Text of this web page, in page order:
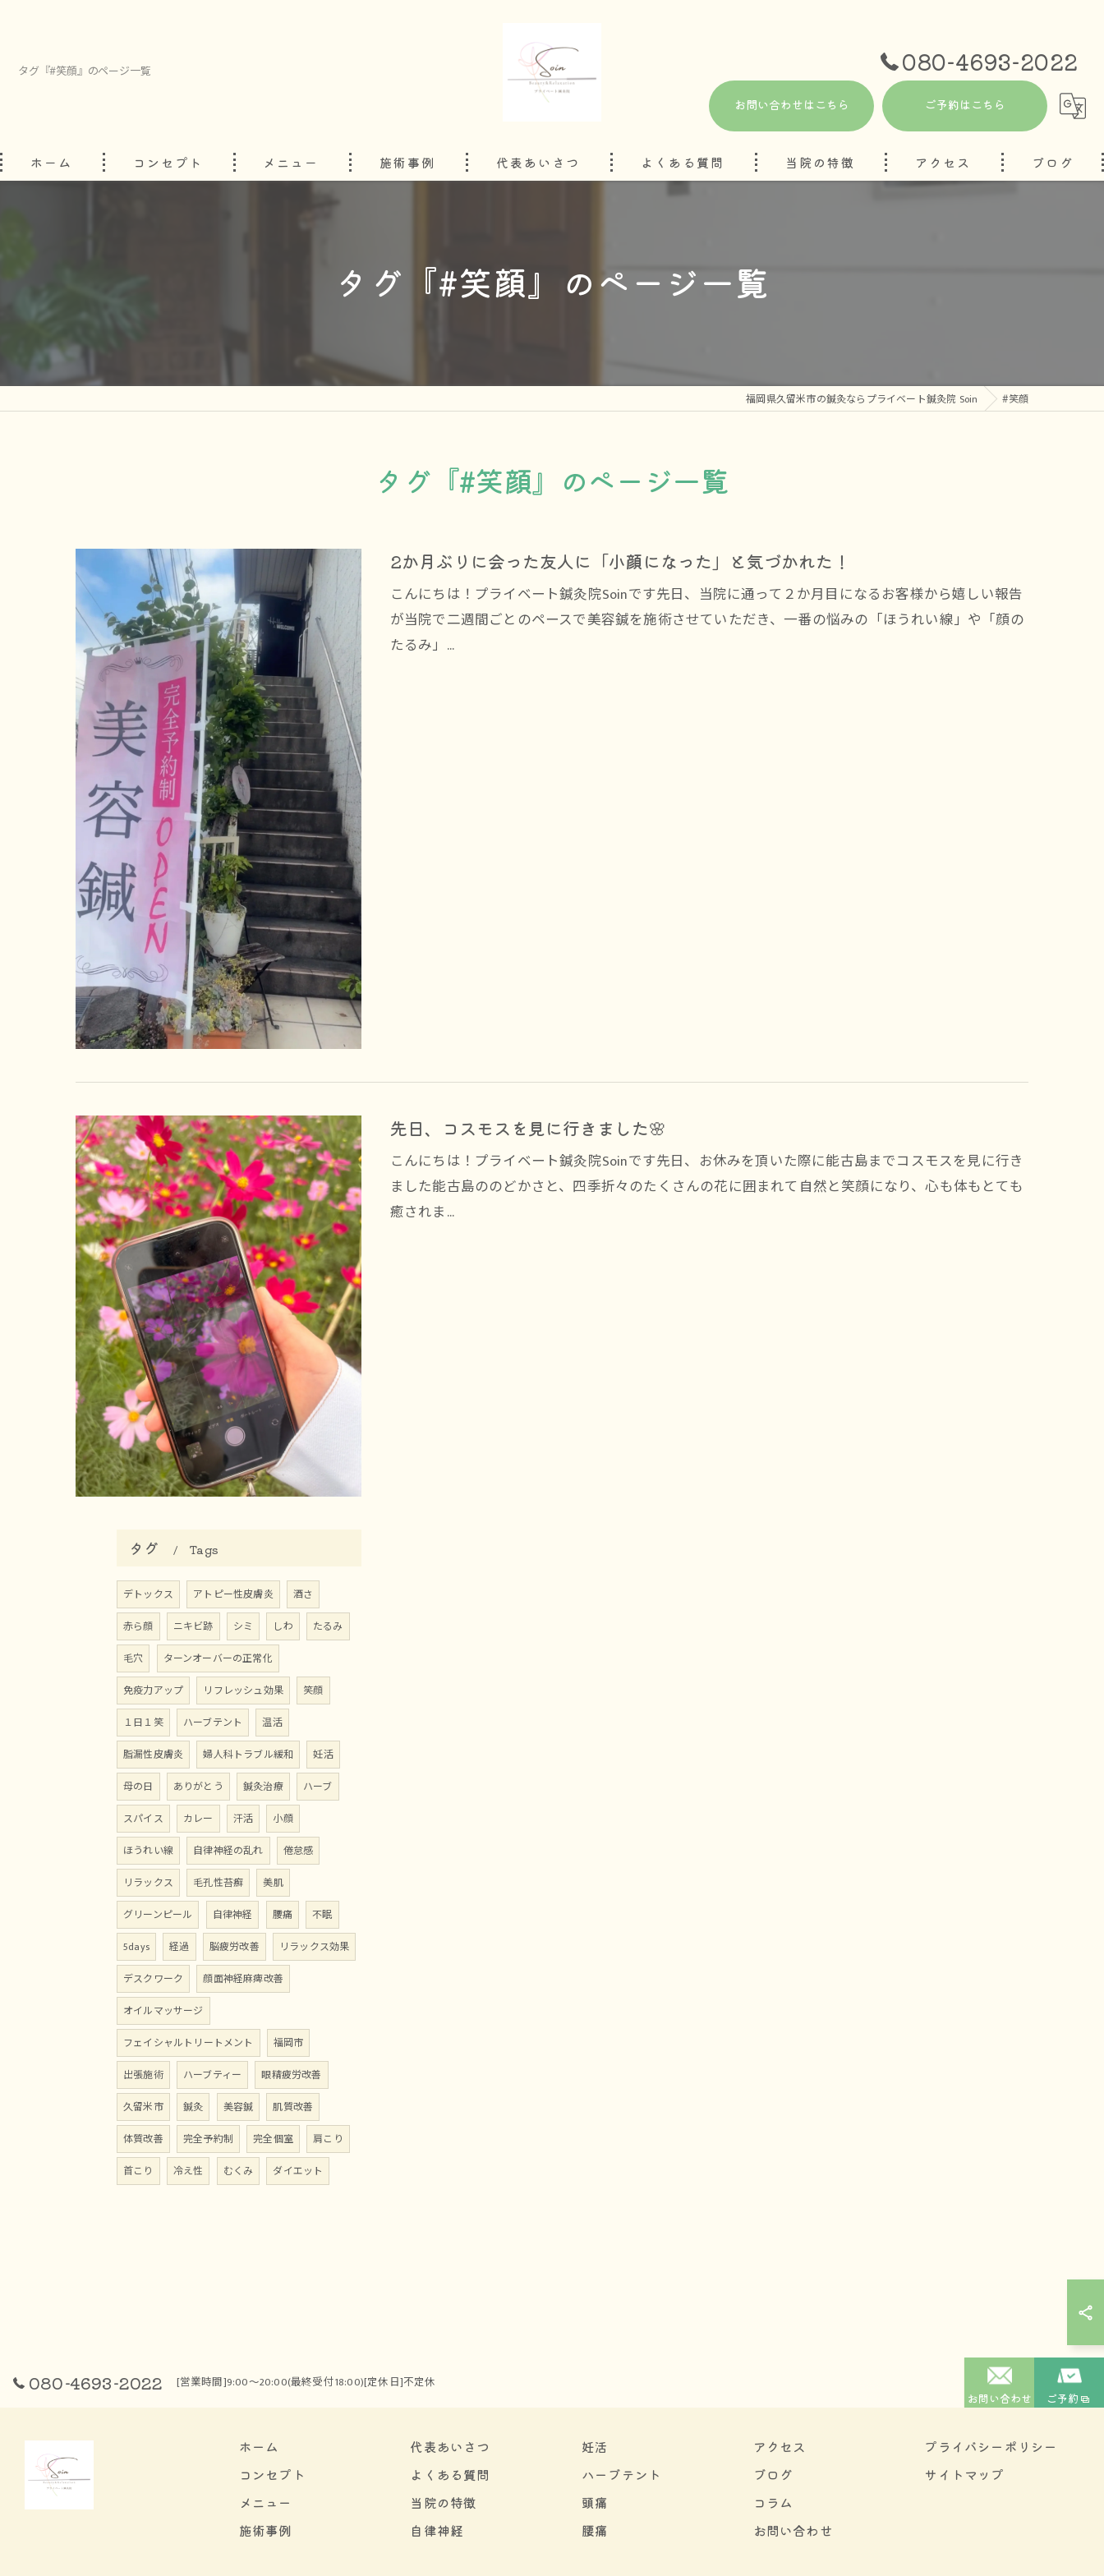
タグ『#笑顔』のページ一覧 080-4693-2022
お問い合わせはこちら ご予約はこちら
ホーム コンセプト メニュー 施術事例 代表あいさつ よくある質問 当院の特徴 アクセス ブログ
タグ『#笑顔』のページ一覧
福岡県久留米市の鍼灸ならプライベート鍼灸院 Soin #笑顔
タグ『#笑顔』のページ一覧
2か月ぶりに会った友人に「小顔になった」と気づかれた！
こんにちは！プライベート鍼灸院Soinです先日、当院に通って２か月目になるお客様から嬉しい報告
が当院で二週間ごとのペースで美容鍼を施術させていただき、一番の悩みの「ほうれい線」や「顔の
たるみ」…
先日、コスモスを見に行きました🌸
こんにちは！プライベート鍼灸院Soinです先日、お休みを頂いた際に能古島までコスモスを見に行き
ました能古島ののどかさと、四季折々のたくさんの花に囲まれて自然と笑顔になり、心も体もとても
癒されま…
タグ Tags
デトックス アトピー性皮膚炎
酒さ
赤ら顔
ニキビ跡 シミ しわ
たるみ
毛穴
ターンオーバーの正常化
免疫力アップ
リフレッシュ効果
笑顔
１日１笑
ハーブテント
温活
脂漏性皮膚炎
婦人科トラブル緩和
妊活
母の日
ありがとう 鍼灸治療
ハーブ
スパイス
カレー 汗活
小顔
ほうれい線
自律神経の乱れ
倦怠感
リラックス
毛孔性苔癬
美肌
グリーンピール
自律神経 腰痛
不眠
5days
経過 脳疲労改善
リラックス効果
デスクワーク
顔面神経麻痺改善
オイルマッサージ
フェイシャルトリートメント
福岡市
出張施術
ハーブティー
眼精疲労改善
久留米市
鍼灸 美容鍼
肌質改善
体質改善
完全予約制 完全個室
肩こり
首こり
冷え性 むくみ ダイエット
080-4693-2022 [営業時間]9:00～20:00(最終受付18:00)[定休日]不定休
お問い合わせ ご予約
ホーム
コンセプト
メニュー
施術事例
代表あいさつ
よくある質問
当院の特徴
自律神経
妊活
ハーブテント
頭痛
腰痛
アクセス
ブログ
コラム
お問い合わせ
プライバシーポリシー
サイトマップ